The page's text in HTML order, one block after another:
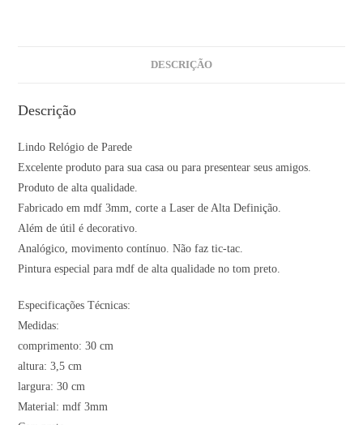
DESCRIÇÃO
Descrição
Lindo Relógio de Parede
Excelente produto para sua casa ou para presentear seus amigos.
Produto de alta qualidade.
Fabricado em mdf 3mm, corte a Laser de Alta Definição.
Além de útil é decorativo.
Analógico, movimento contínuo. Não faz tic-tac.
Pintura especial para mdf de alta qualidade no tom preto.
Especificações Técnicas:
Medidas:
comprimento: 30 cm
altura: 3,5 cm
largura: 30 cm
Material: mdf 3mm